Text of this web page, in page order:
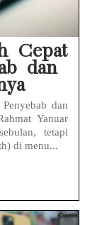
Cepat
dan
dan
Yanuar
tetapi
di menu...